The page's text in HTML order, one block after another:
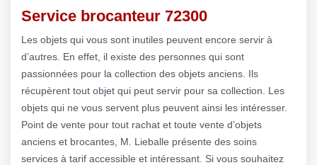
Service brocanteur 72300
Les objets qui vous sont inutiles peuvent encore servir à
d’autres. En effet, il existe des personnes qui sont
passionnées pour la collection des objets anciens. Ils
récupèrent tout objet qui peut servir pour sa collection. Les
objets qui ne vous servent plus peuvent ainsi les intéresser.
Point de vente pour tout rachat et toute vente d’objets
anciens et brocantes, M. Lieballe présente des soins
services à tarif accessible et intéressant. Si vous souhaitez